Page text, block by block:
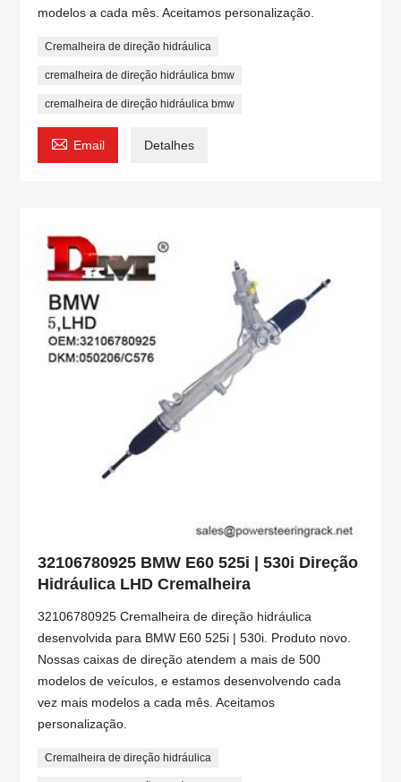
modelos a cada mês. Aceitamos personalização.
Cremalheira de direção hidráulica
cremalheira de direção hidráulica bmw
cremalheira de direção hidráulica bmw
 Email Detalhes
32106780925 BMW E60 525i | 530i Direção
Hidráulica LHD Cremalheira
32106780925 Cremalheira de direção hidráulica
desenvolvida para BMW E60 525i | 530i. Produto novo.
Nossas caixas de direção atendem a mais de 500
modelos de veículos, e estamos desenvolvendo cada
vez mais modelos a cada mês. Aceitamos
personalização.
Cremalheira de direção hidráulica